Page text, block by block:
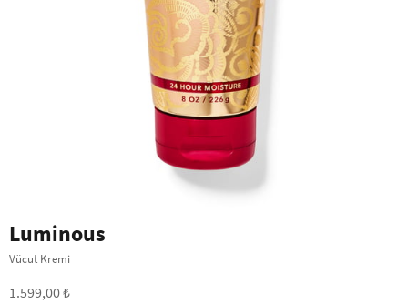
Luminous
Vücut Kremi
1.599,00 ₺